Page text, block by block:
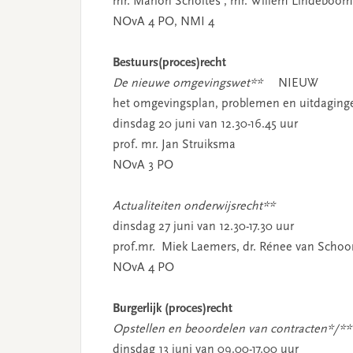
NOvA 4 PO, NMI 4
Bestuurs(proces)recht
De nieuwe omgevingswet**NIEUW
het omgevingsplan, problemen en
dinsdag 20 juni van 12.30-16.45 uur
prof. mr. Jan Struiksma
NOvA 3 PO
Actualiteiten onderwijsrecht**
dinsdag 27 juni van 12.30-17.30 uur
prof.mr. Miek Laemers, dr. Rénee van
NOvA 4 PO
Burgerlijk (proces)recht
Opstellen en beoordelen van contracten*/**
dinsdag 13 juni van 09.00-17.00 uur